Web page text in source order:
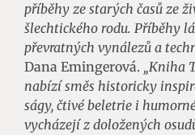
příběhy ze starých časů ze
šlechtického rodu. Příběhy
převratných vynálezů a
Dana Emingerová. „Kniha
nabízí směs historicky
ságy, čtivé beletrie i
vycházejí z doložených